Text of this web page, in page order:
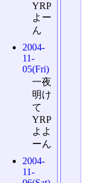
YRP
よー
ん
2004-
11-
05(Fri)
一夜
明け
て
YRP
よよ
ーん
2004-
11-